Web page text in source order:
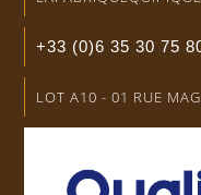
+33 (0)6 35 30 75
LOT A10 - 01 RUE